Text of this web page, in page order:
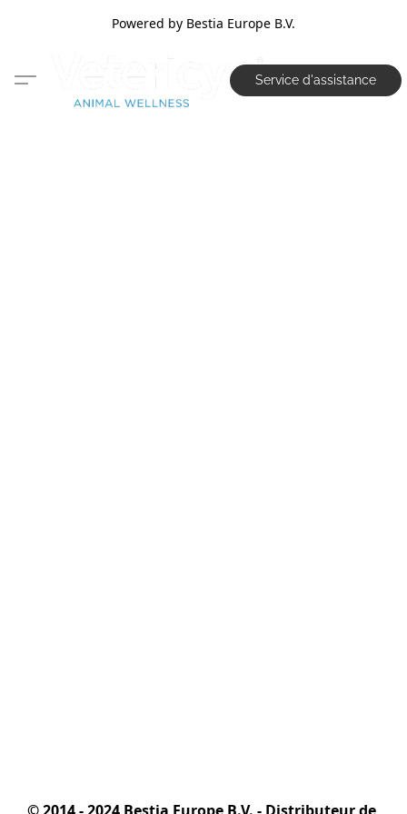
Powered by Bestia Europe B.V.
Service d'assistance